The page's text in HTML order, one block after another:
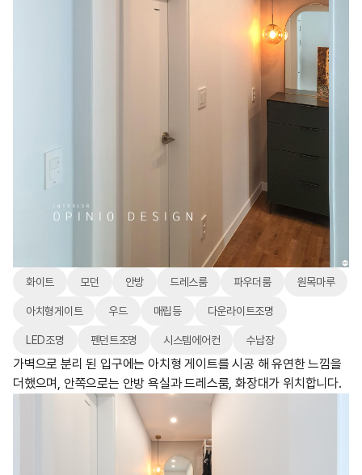
화이트 모던 안방 드레스룸 파우더룸 원목마루
아치형게이트 우드 매립등 다운라이트조명
LED조명 펜던트조명 시스템에어컨 수납장
가벽으로 분리 된 입구에는 아치형 게이트를 시공 해 유연한 느낌을
더했으며, 안쪽으로는 안방 욕실과 드레스룸, 화장대가 위치합니다.